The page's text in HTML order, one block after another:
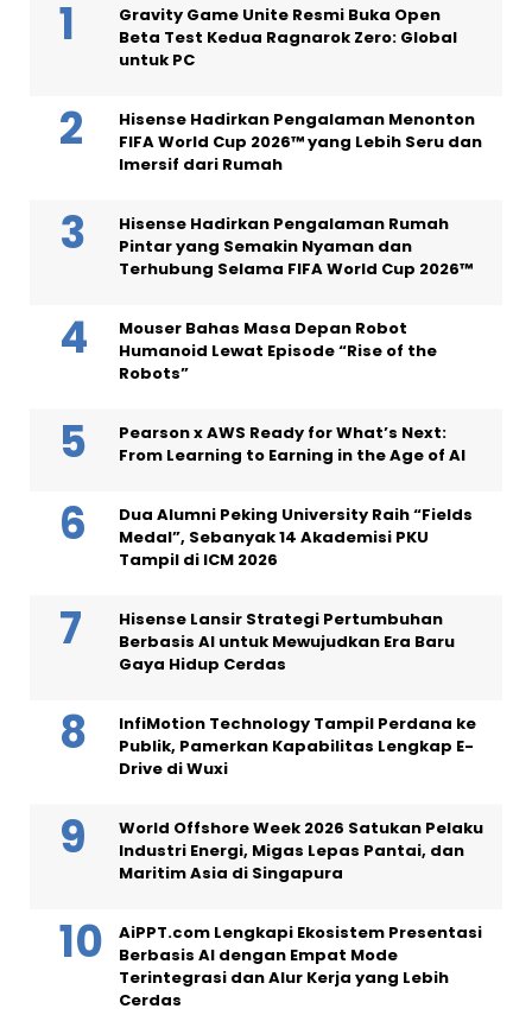
Gravity Game Unite Resmi Buka Open
Beta Test Kedua Ragnarok Zero: Global
untuk PC
Hisense Hadirkan Pengalaman Menonton
FIFA World Cup 2026™ yang Lebih Seru dan
Imersif dari Rumah
Hisense Hadirkan Pengalaman Rumah
Pintar yang Semakin Nyaman dan
Terhubung Selama FIFA World Cup 2026™
Mouser Bahas Masa Depan Robot
Humanoid Lewat Episode “Rise of the
Robots”
Pearson x AWS Ready for What’s Next:
From Learning to Earning in the Age of AI
Dua Alumni Peking University Raih “Fields
Medal”, Sebanyak 14 Akademisi PKU
Tampil di ICM 2026
Hisense Lansir Strategi Pertumbuhan
Berbasis AI untuk Mewujudkan Era Baru
Gaya Hidup Cerdas
InfiMotion Technology Tampil Perdana ke
Publik, Pamerkan Kapabilitas Lengkap E-
Drive di Wuxi
World Offshore Week 2026 Satukan Pelaku
Industri Energi, Migas Lepas Pantai, dan
Maritim Asia di Singapura
AiPPT.com Lengkapi Ekosistem Presentasi
Berbasis AI dengan Empat Mode
Terintegrasi dan Alur Kerja yang Lebih
Cerdas